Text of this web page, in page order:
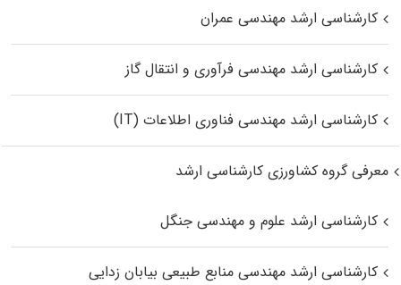
کارشناسی ارشد مهندسی عمران
کارشناسی ارشد مهندسی فرآوری و انتقال گاز
کارشناسی ارشد مهندسی فناوری اطلاعات (IT)
معرفی گروه کشاورزی کارشناسی ارشد
کارشناسی ارشد علوم و مهندسی جنگل
کارشناسی ارشد مهندسی منابع طبیعی بیابان زدایی